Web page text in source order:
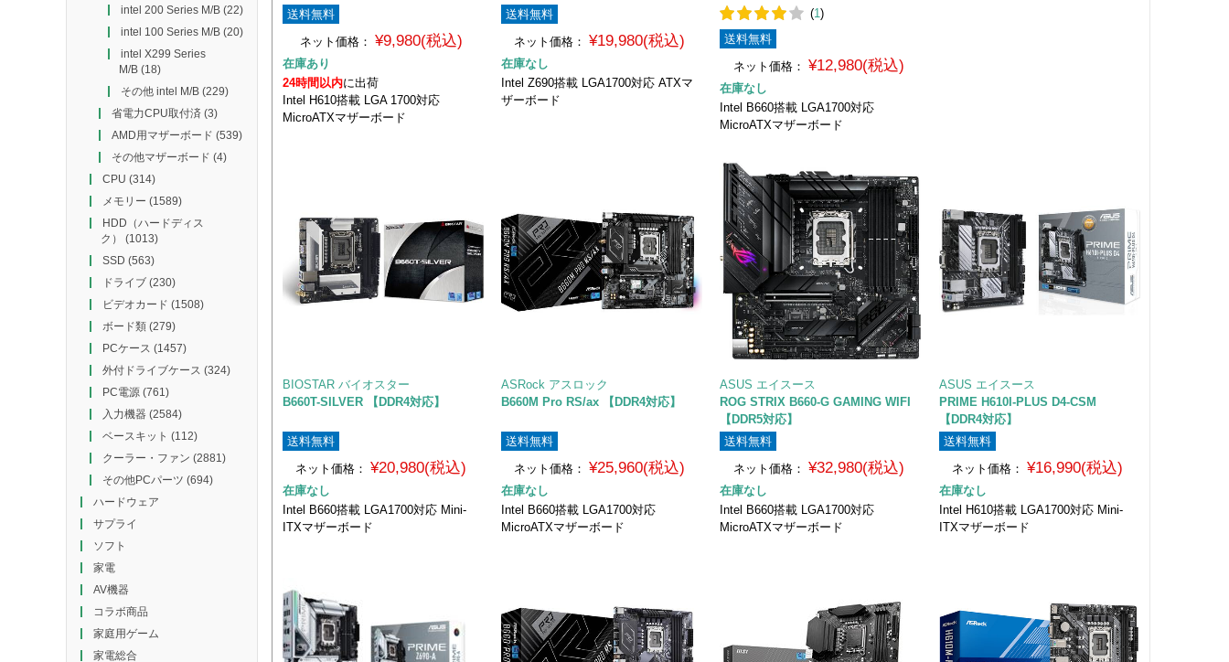
intel 200 Series M/B(22)
intel 100 Series M/B(20)
intel X299 Series
M/B(18)
その他 intel M/B(229)
省電力CPU取付済(3)
AMD用マザーボード (539)
その他マザーボード (4)
CPU (314)
メモリー (1589)
HDD（ハードディス
ク）
(1013)
SSD (563)
ドライブ(230)
ビデオカード (1508)
ボード類(279)
PCケース (1457)
外付ドライブケース (324)
PC電源(761)
入力機器(2584)
ベースキット (112)
クーラー・ファン (2881)
その他PCパーツ (694)
ハードウェア
サプライ
ソフト
家電
AV機器
コラボ商品
家庭用ゲーム
家電総合
送料無料
ネット価格： ¥9,980(税込)
在庫あり
24時間以内に出荷
Intel H610搭載 LGA 1700対応
MicroATXマザーボード
送料無料
ネット価格：
¥19,980(税込)
在庫なし
Intel Z690搭載 LGA1700対応 ATXマ
ザーボード
(1 )
送料無料
ネット価格： ¥12,980(税込)
在庫なし
Intel B660搭載 LGA1700対応
MicroATXマザーボード
BIOSTAR バイオスター
B660T-SILVER 【DDR4対応】
送料無料
ネット価格：
¥20,980(税込)
在庫なし
Intel B660搭載 LGA1700対応 Mini-
ITXマザーボード
ASRock アスロック
B660M Pro RS/ax 【DDR4対応】
送料無料
ネット価格：
¥25,960(税込)
在庫なし
Intel B660搭載 LGA1700対応
MicroATXマザーボード
ASUS エイスース
ROG STRIX B660-G GAMING WIFI
【DDR5対応】
送料無料
ネット価格： ¥32,980(税込)
在庫なし
Intel B660搭載 LGA1700対応
MicroATXマザーボード
ASUS エイスース
PRIME H610I-PLUS D4-CSM
【DDR4対応】
送料無料
ネット価格： ¥16,990(税込)
在庫なし
Intel H610搭載 LGA1700対応 Mini-
ITXマザーボード